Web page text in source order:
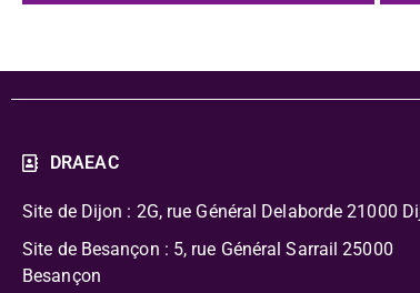
DRAEAC
Site de Dijon : 2G, rue Général Delaborde 21000
Site de Besançon : 5, rue Général Sarrail 25000
Besançon